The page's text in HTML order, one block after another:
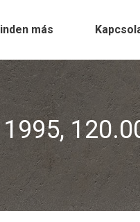
más